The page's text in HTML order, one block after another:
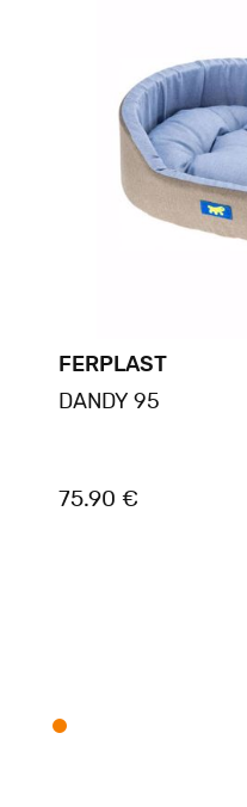
FERPLAST
DANDY 95
75.90 €